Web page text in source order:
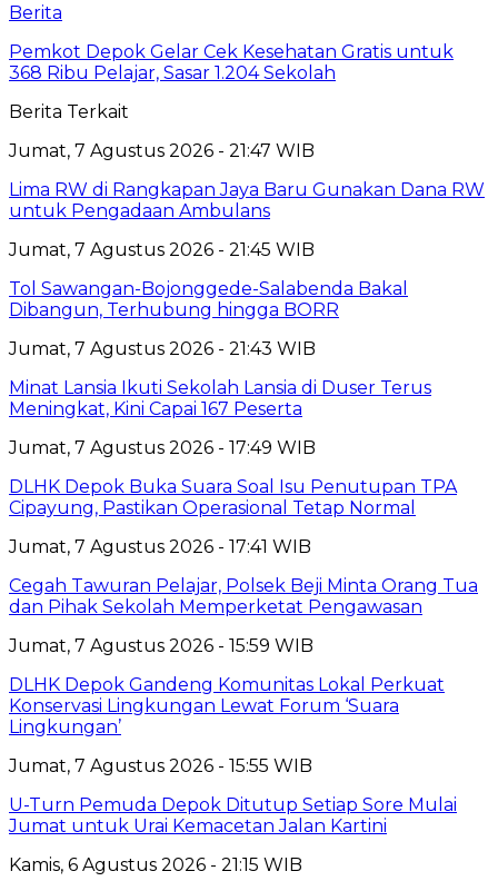
Berita
Pemkot Depok Gelar Cek Kesehatan Gratis untuk
368 Ribu Pelajar, Sasar 1.204 Sekolah
Berita Terkait
Jumat, 7 Agustus 2026 - 21:47 WIB
Lima RW di Rangkapan Jaya Baru Gunakan Dana RW
untuk Pengadaan Ambulans
Jumat, 7 Agustus 2026 - 21:45 WIB
Tol Sawangan-Bojonggede-Salabenda Bakal
Dibangun, Terhubung hingga BORR
Jumat, 7 Agustus 2026 - 21:43 WIB
Minat Lansia Ikuti Sekolah Lansia di Duser Terus
Meningkat, Kini Capai 167 Peserta
Jumat, 7 Agustus 2026 - 17:49 WIB
DLHK Depok Buka Suara Soal Isu Penutupan TPA
Cipayung, Pastikan Operasional Tetap Normal
Jumat, 7 Agustus 2026 - 17:41 WIB
Cegah Tawuran Pelajar, Polsek Beji Minta Orang Tua
dan Pihak Sekolah Memperketat Pengawasan
Jumat, 7 Agustus 2026 - 15:59 WIB
DLHK Depok Gandeng Komunitas Lokal Perkuat
Konservasi Lingkungan Lewat Forum ‘Suara
Lingkungan’
Jumat, 7 Agustus 2026 - 15:55 WIB
U-Turn Pemuda Depok Ditutup Setiap Sore Mulai
Jumat untuk Urai Kemacetan Jalan Kartini
Kamis, 6 Agustus 2026 - 21:15 WIB